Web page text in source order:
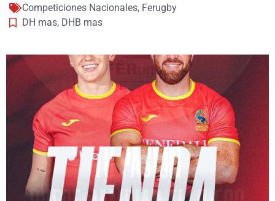
Competiciones Nacionales, Ferugby
DH mas, DHB mas